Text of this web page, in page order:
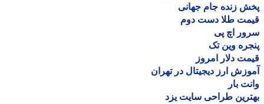
زنده جام جهانی
طلا دست دوم
اچ پی
وین تک
دلار امروز
ارز دیجیتال در تهران
بار
طراحی سایت یزد